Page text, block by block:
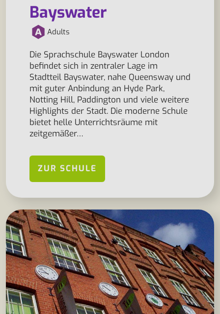
Bayswater
Adults
Die Sprachschule Bayswater London
befindet sich in zentraler Lage im
Stadtteil Bayswater, nahe Queensway und
mit guter Anbindung an Hyde Park,
Notting Hill, Paddington und viele weitere
Highlights der Stadt. Die moderne Schule
bietet helle Unterrichtsräume mit
zeitgemäßer…
ZUR SCHULE